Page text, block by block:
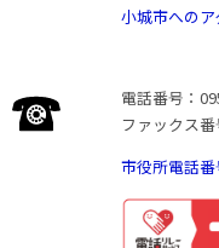
小城市へのア
電話番号：
ファックス
市役所電話